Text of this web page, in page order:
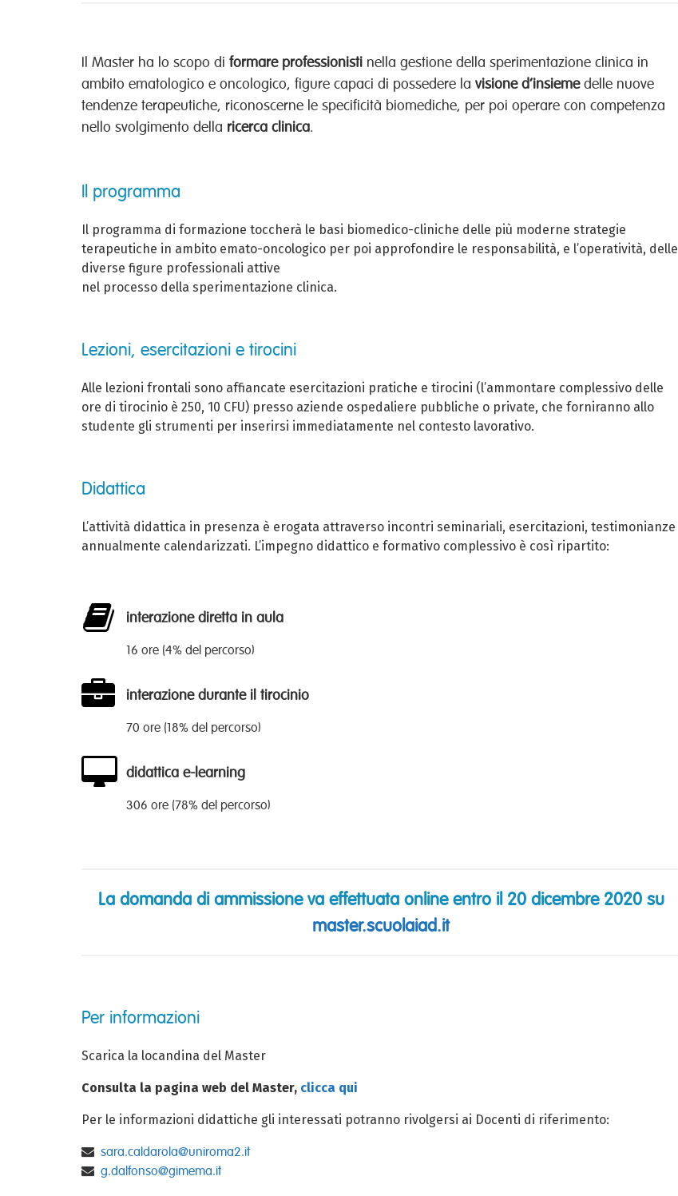
Il Master ha lo scopo di formare professionisti nella gestione della sperimentazione clinica in
ambito ematologico e oncologico, figure capaci di possedere la visione d’insiemedelle nuove
tendenze terapeutiche, riconoscerne le specificità biomediche, per poi operare con competenza
nello svolgimento della ricerca clinica.
Il programma
Il programma di formazione toccherà le basi biomedico-cliniche delle più moderne strategie
terapeutiche in ambito emato-oncologico per poi approfondire le responsabilità, e l’operatività, delle
diverse figure professionali attive
nel processo della sperimentazione clinica.
Lezioni, esercitazioni e tirocini
Alle lezioni frontali sono affiancate esercitazioni pratiche e tirocini (l’ammontare complessivo delle
ore di tirocinio è 250, 10 CFU) presso aziende ospedaliere pubbliche o private, che forniranno allo
studente gli strumenti per inserirsi immediatamente nel contesto lavorativo.
Didattica
L’attività didattica in presenza è erogata attraverso incontri seminariali, esercitazioni, testimonianze
annualmente calendarizzati. L’impegno didattico e formativo complessivo è così ripartito:
interazione diretta in aula
16 ore (4% del percorso)
interazione durante il tirocinio
70 ore (18% del percorso)
didattica e-learning
306 ore (78% del percorso)
La domanda di ammissione va effettuata online entro il 20 dicembre 2020 su
master.scuolaiad.it
Per informazioni
Scarica la locandina del Master
Consulta la pagina web del Master, clicca qui
Per le informazioni didattiche gli interessati potranno rivolgersi ai Docenti di riferimento:
sara.caldarola@uniroma2.it
g.dalfonso@gimema.it